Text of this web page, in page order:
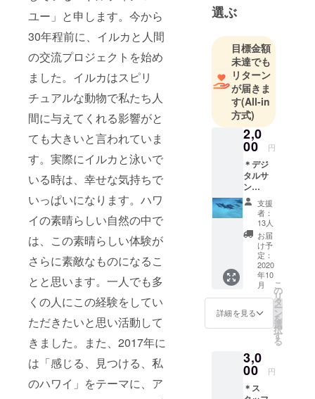
ユー」と申します。今から
30年程前に、イルカと人間
の交流プロジェクトを始め
ました。イルカはスピリ
チュアルな動物で私たち人
間に与えてくれる影響がと
ても大きいと言われていま
す。実際にイルカと泳いで
いる時は、幸せな気持ちで
いっぱいになります。ハワ
イの素晴らしい自然の中で
は、この素晴らしい体験が
さらに素敵なものになるこ
とと思います。一人でも多
くの人にこの経験をしてい
ただきたいと思い活動して
きました。また、2017年に
は「感じる、見つける、私
のハワイ」をテーマに、ア
選ぶ
目標金額
未達でも
リターン
が届きま
す(All-in
方式)
2,0
00 円
＊デジ
タルサ
ン
キュー
カード
スタッ
フより
心を込
めて制
作した
イルカ
のサン
キュー
カード
とメッ
セージ
mailに
てお送
りしま
す。
支援
者：
13人
お届
け予
定：
2020
年10
月
詳細を見る
こ
の
リ
タ
ー
ン
を
選
択
す
る
3,0
00 円
＊ス